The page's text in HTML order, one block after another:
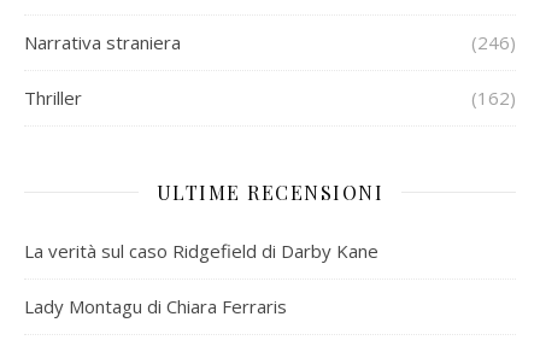
Narrativa straniera (246)
Thriller (162)
ULTIME RECENSIONI
La verità sul caso Ridgefield di Darby Kane
Lady Montagu di Chiara Ferraris